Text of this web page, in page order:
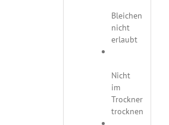
Bleichen
nicht
erlaubt
Nicht
im
Trockner
trocknen